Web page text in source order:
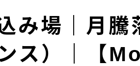
み場｜月騰
ス）｜【